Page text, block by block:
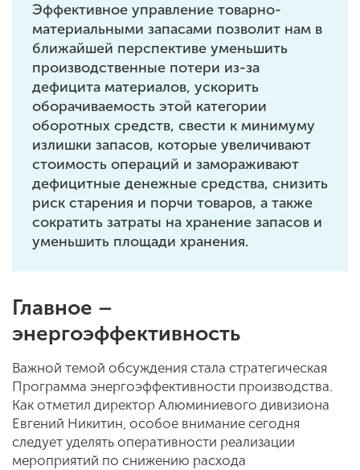
Эффективное управление товарно-
материальными запасами позволит нам в
ближайшей перспективе уменьшить
производственные потери из-за
дефицита материалов, ускорить
оборачиваемость этой категории
оборотных средств, свести к минимуму
излишки запасов, которые увеличивают
стоимость операций и замораживают
дефицитные денежные средства, снизить
риск старения и порчи товаров, а также
сократить затраты на хранение запасов и
уменьшить площади хранения.
Главное –
энергоэффективность
Важной темой обсуждения стала стратегическая
Программа энергоэффективности производства.
Как отметил директор Алюминиевого дивизиона
Евгений Никитин, особое внимание сегодня
следует уделять оперативности реализации
мероприятий по снижению расхода